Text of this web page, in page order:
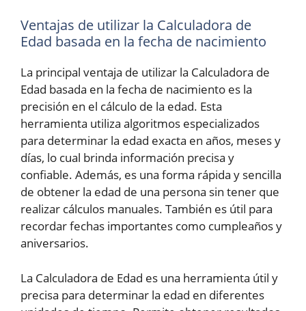
Ventajas de utilizar la Calculadora de
Edad basada en la fecha de nacimiento
La principal ventaja de utilizar la Calculadora de
Edad basada en la fecha de nacimiento es la
precisión en el cálculo de la edad. Esta
herramienta utiliza algoritmos especializados
para determinar la edad exacta en años, meses y
días, lo cual brinda información precisa y
confiable. Además, es una forma rápida y sencilla
de obtener la edad de una persona sin tener que
realizar cálculos manuales. También es útil para
recordar fechas importantes como cumpleaños y
aniversarios.
La Calculadora de Edad es una herramienta útil y
precisa para determinar la edad en diferentes